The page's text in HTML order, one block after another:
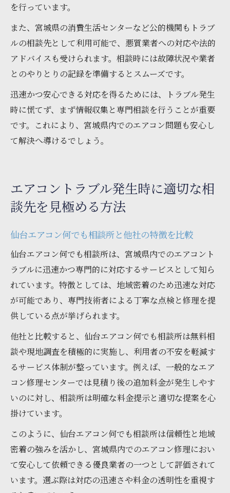
を行っています。
また、宮城県の消費生活センターなど公的機関もトラブ
ルの相談先として利用可能で、悪質業者への対応や法的
アドバイスも受けられます。相談時には故障状況や業者
とのやりとりの記録を準備するとスムーズです。
迅速かつ安心できる対応を得るためには、トラブル発生
時に慌てず、まず情報収集と専門相談を行うことが重要
です。これにより、宮城県内でのエアコン問題も安心し
て解決へ導けるでしょう。
エアコントラブル発生時に適切な相
談先を見極める方法
仙台エアコン何でも相談所と他社の特徴を比較
仙台エアコン何でも相談所は、宮城県内でのエアコント
ラブルに迅速かつ専門的に対応するサービスとして知ら
れています。特徴としては、地域密着のため迅速な対応
が可能であり、専門技術者による丁寧な点検と修理を提
供している点が挙げられます。
他社と比較すると、仙台エアコン何でも相談所は無料相
談や現地調査を積極的に実施し、利用者の不安を軽減す
るサービス体制が整っています。例えば、一般的なエア
コン修理センターでは見積り後の追加料金が発生しやす
いのに対し、相談所は明確な料金提示と適切な提案を心
掛けています。
このように、仙台エアコン何でも相談所は信頼性と地域
密着の強みを活かし、宮城県内でのエアコン修理におい
て安心して依頼できる優良業者の一つとして評価されて
います。選ぶ際は対応の迅速さや料金の透明性を重視す